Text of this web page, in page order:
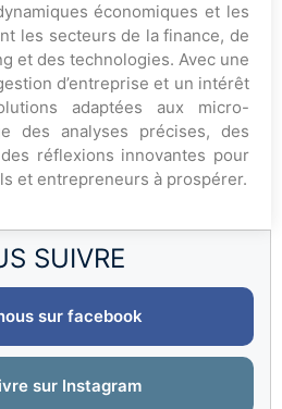
SUIVRE
sur facebook
sur Instagram
économiques et les
les secteurs de la finance, de
et des technologies. Avec une
d’entreprise et un intérêt
adaptées aux micro-
des analyses précises, des
réflexions innovantes pour
et entrepreneurs à prospérer.